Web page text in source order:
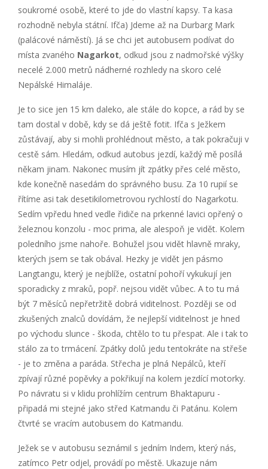
soukromé osobě, které to jde do vlastní kapsy. Ta kasa
rozhodně nebyla státní. Ifča) Jdeme až na Durbarg Mark
(palácové náměstí). Já se chci jet autobusem podívat do
místa zvaného Nagarkot, odkud jsou z nadmořské výšky
necelé 2.000 metrů nádherné rozhledy na skoro celé
Nepálské Himaláje.
Je to sice jen 15 km daleko, ale stále do kopce, a rád by se
tam dostal v době, kdy se dá ještě fotit. Ifča s Ježkem
zůstávají, aby si mohli prohlédnout město, a tak pokračuji v
cestě sám. Hledám, odkud autobus jezdí, každý mě posílá
někam jinam. Nakonec musím jít zpátky přes celé město,
kde konečně nasedám do správného busu. Za 10 rupií se
řítíme asi tak desetikilometrovou rychlostí do Nagarkotu.
Sedím vpředu hned vedle řidiče na prkenné lavici opřený o
železnou konzolu - moc prima, ale alespoň je vidět. Kolem
poledního jsme nahoře. Bohužel jsou vidět hlavně mraky,
kterých jsem se tak obával. Hezky je vidět jen pásmo
Langtangu, který je nejblíže, ostatní pohoří vykukují jen
sporadicky z mraků, popř. nejsou vidět vůbec. A to tu má
být 7 měsíců nepřetržitě dobrá viditelnost. Později se od
zkušených znalců dovídám, že nejlepší viditelnost je hned
po východu slunce - škoda, chtělo to tu přespat. Ale i tak to
stálo za to trmácení. Zpátky dolů jedu tentokráte na střeše
- je to změna a paráda. Střecha je plná Nepálců, kteří
zpívají různé popěvky a pokřikují na kolem jezdící motorky.
Po návratu si v klidu prohlížím centrum Bhaktapuru -
připadá mi stejné jako střed Katmandu či Patánu. Kolem
čtvrté se vracím autobusem do Katmandu.
Ježek se v autobusu seznámil s jedním Indem, který nás,
zatímco Petr odjel, provádí po městě. Ukazuje nám